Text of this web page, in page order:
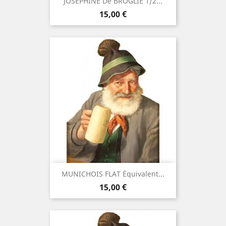
Prix
15,00 €
MUNICHOIS FLAT Équivalent...
Prix
15,00 €